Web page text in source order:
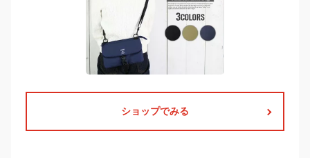
ショップでみる